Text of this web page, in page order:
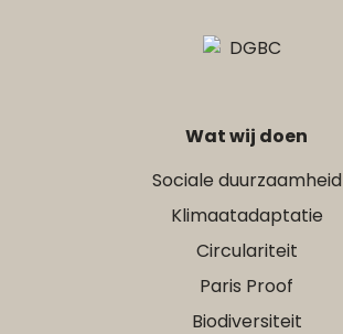
Wat wij doen
Sociale duurzaamheid
Klimaatadaptatie
Circulariteit
Paris Proof
Biodiversiteit